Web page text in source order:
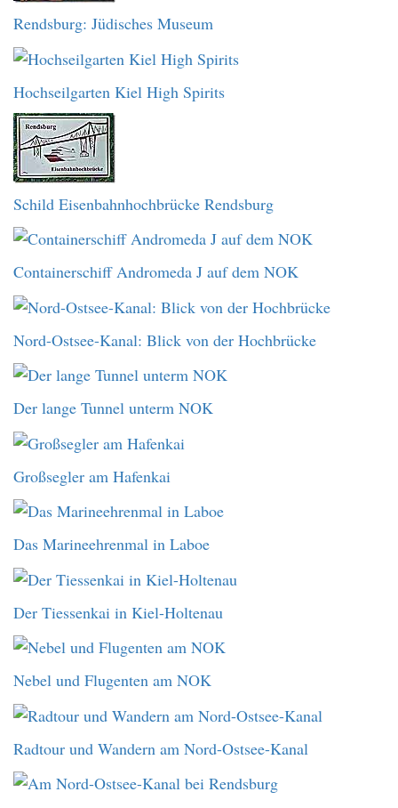
Rendsburg: Jüdisches Museum
Hochseilgarten Kiel High Spirits
Schild Eisenbahnhochbrücke Rendsburg
Containerschiff Andromeda J auf dem NOK
Nord-Ostsee-Kanal: Blick von der Hochbrücke
Der lange Tunnel unterm NOK
Großsegler am Hafenkai
Das Marineehrenmal in Laboe
Der Tiessenkai in Kiel-Holtenau
Nebel und Flugenten am NOK
Radtour und Wandern am Nord-Ostsee-Kanal